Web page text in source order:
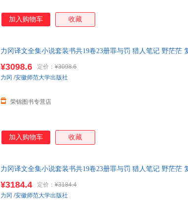
加入购物车 收藏
力冈译文全集小说套装书共19卷23册罪与罚 猎人笔记 野茫
¥3098.6 定价： ¥3098.6
荣锦图书专营店
力冈 /安徽师范大学出版社
加入购物车 收藏
力冈译文全集小说套装书共19卷23册罪与罚 猎人笔记 野茫茫
¥3184.4 定价： ¥3184.4
力冈 /安徽师范大学出版社